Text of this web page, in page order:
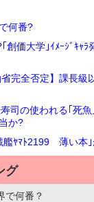
何番?
｢創価大学｣ｲﾒｰｼﾞｷｬ
完全否定】課長級
司の使われる｢死
か?
艦ﾔﾏﾄ2199 薄い本
グ
で何番？